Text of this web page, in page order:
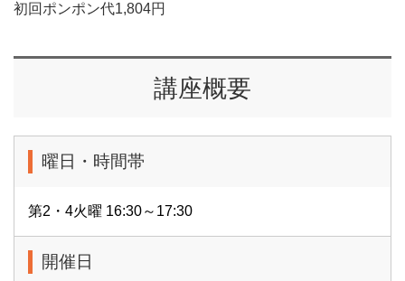
初回ポンポン代1,804円
講座概要
曜日・時間帯
第2・4火曜 16:30～17:30
開催日